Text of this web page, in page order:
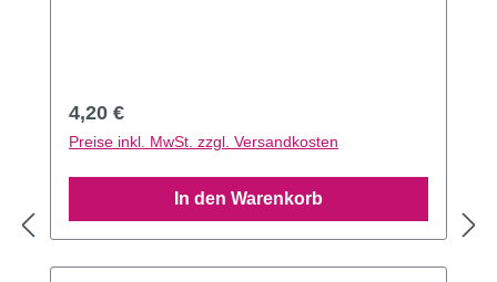
Regulärer Preis:
4,20 €
Preise inkl. MwSt. zzgl. Versandkosten
In den Warenkorb